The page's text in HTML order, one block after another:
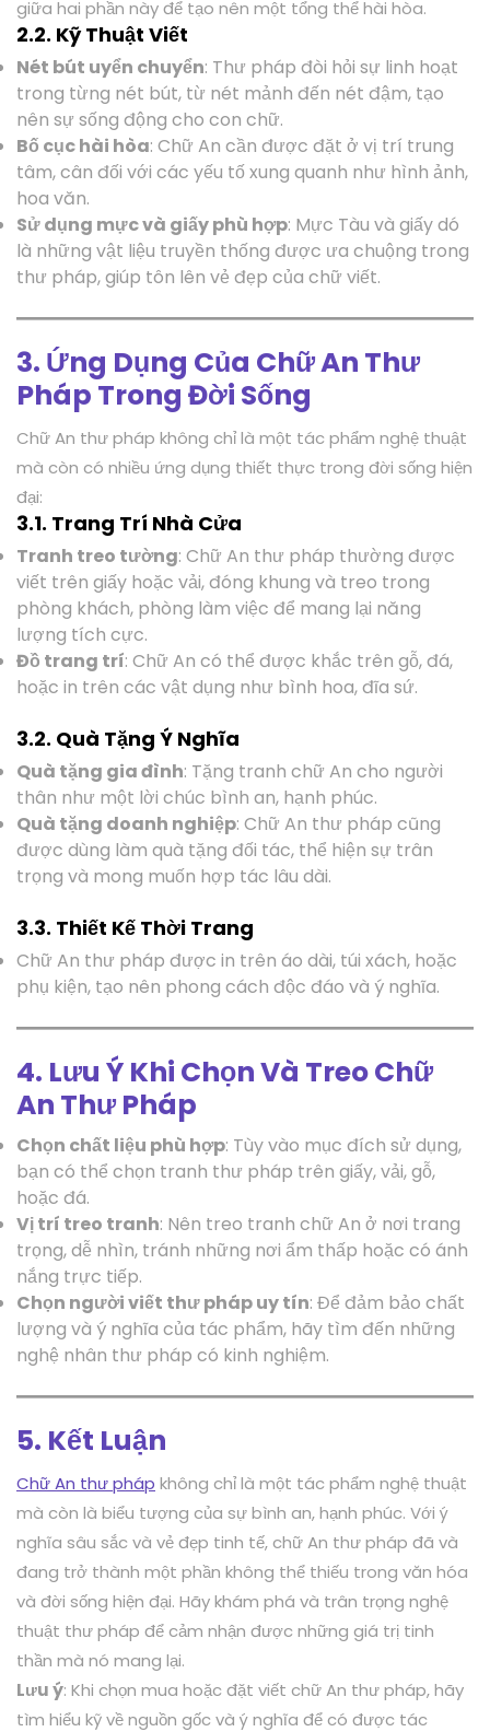
giữa hai phần này để tạo nên một tổng thể hài hòa.
2.2. Kỹ Thuật Viết
Nét bút uyển chuyển: Thư pháp đòi hỏi sự linh hoạt
trong từng nét bút, từ nét mảnh đến nét đậm, tạo
nên sự sống động cho con chữ.
Bố cục hài hòa: Chữ An cần được đặt ở vị trí trung
tâm, cân đối với các yếu tố xung quanh như hình ảnh,
hoa văn.
Sử dụng mực và giấy phù hợp: Mực Tàu và giấy dó
là những vật liệu truyền thống được ưa chuộng trong
thư pháp, giúp tôn lên vẻ đẹp của chữ viết.
3. Ứng Dụng Của Chữ An Thư
Pháp Trong Đời Sống
Chữ An thư pháp không chỉ là một tác phẩm nghệ thuật
mà còn có nhiều ứng dụng thiết thực trong đời sống hiện
đại:
3.1. Trang Trí Nhà Cửa
Tranh treo tường: Chữ An thư pháp thường được
viết trên giấy hoặc vải, đóng khung và treo trong
phòng khách, phòng làm việc để mang lại năng
lượng tích cực.
Đồ trang trí: Chữ An có thể được khắc trên gỗ, đá,
hoặc in trên các vật dụng như bình hoa, đĩa sứ.
3.2. Quà Tặng Ý Nghĩa
Quà tặng gia đình: Tặng tranh chữ An cho người
thân như một lời chúc bình an, hạnh phúc.
Quà tặng doanh nghiệp: Chữ An thư pháp cũng
được dùng làm quà tặng đối tác, thể hiện sự trân
trọng và mong muốn hợp tác lâu dài.
3.3. Thiết Kế Thời Trang
Chữ An thư pháp được in trên áo dài, túi xách, hoặc
phụ kiện, tạo nên phong cách độc đáo và ý nghĩa.
4. Lưu Ý Khi Chọn Và Treo Chữ
An Thư Pháp
Chọn chất liệu phù hợp: Tùy vào mục đích sử dụng,
bạn có thể chọn tranh thư pháp trên giấy, vải, gỗ,
hoặc đá.
Vị trí treo tranh: Nên treo tranh chữ An ở nơi trang
trọng, dễ nhìn, tránh những nơi ẩm thấp hoặc có ánh
nắng trực tiếp.
Chọn người viết thư pháp uy tín: Để đảm bảo chất
lượng và ý nghĩa của tác phẩm, hãy tìm đến những
nghệ nhân thư pháp có kinh nghiệm.
5. Kết Luận
Chữ An thư pháp không chỉ là một tác phẩm nghệ thuật
mà còn là biểu tượng của sự bình an, hạnh phúc. Với ý
nghĩa sâu sắc và vẻ đẹp tinh tế, chữ An thư pháp đã và
đang trở thành một phần không thể thiếu trong văn hóa
và đời sống hiện đại. Hãy khám phá và trân trọng nghệ
thuật thư pháp để cảm nhận được những giá trị tinh
thần mà nó mang lại.
Lưu ý: Khi chọn mua hoặc đặt viết chữ An thư pháp, hãy
tìm hiểu kỹ về nguồn gốc và ý nghĩa để có được tác